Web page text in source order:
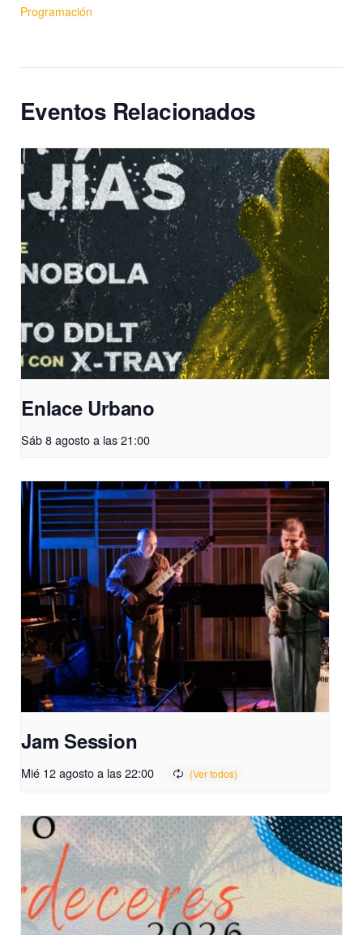
Programación
Eventos Relacionados
Enlace Urbano
Sáb 8 agosto a las 21:00
Jam Session
Mié 12 agosto a las 22:00